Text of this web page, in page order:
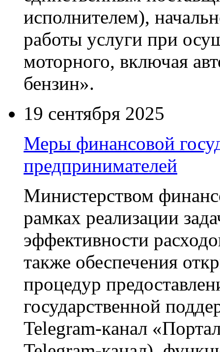
исполнителем),
работы услуги при
моторного, включая
бензин».
19 сентября 2025
Меры финансовой
предпринимателей
Министерством
рамках реализации
эффективности
также обеспечения
процедур
государственной
Telegram-кaнaл